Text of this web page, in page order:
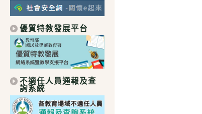
優質特教發展平台
不適任人員通報及查
詢系統